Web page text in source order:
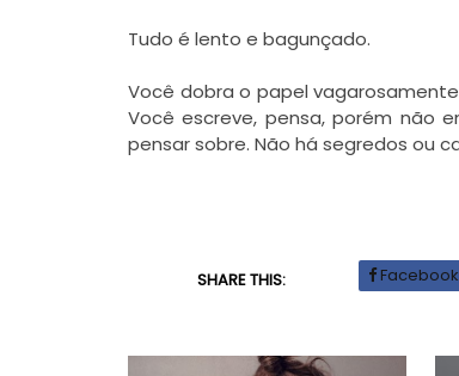
Tudo é lento e bagunçado.
Você dobra o papel
Você escreve, pensa, porém não
pensar sobre. Não há segredos ou
SHARE THIS: Facebook